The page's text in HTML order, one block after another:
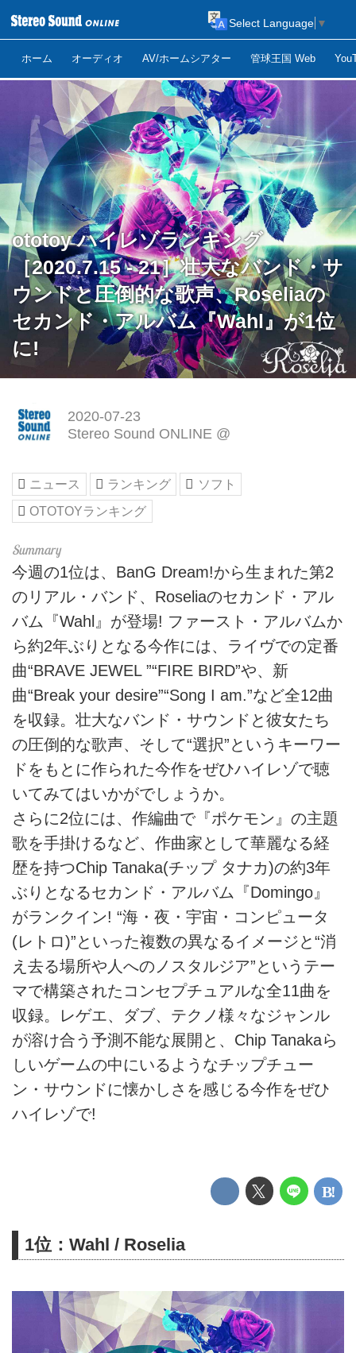
ホーム オーディオ AV/ホームシアター 管球王国 Web
Select Language ▼
ototoy ハイレゾランキング
［2020.7.15 - 21］壮大なバンド・サ
ウンドと圧倒的な歌声、Roseliaの
セカンド・アルバム『Wahl』が1位
に!
2020-07-23
Stereo Sound ONLINE @
ニュース ランキング
ソフト
OTOTOYランキング
今週の1位は、BanG Dream!から生まれた第2
のリアル・バンド、Roseliaのセカンド・アル
バム『Wahl』が登場! ファースト・アルバムか
ら約2年ぶりとなる今作には、ライヴでの定番
曲“BRAVE JEWEL ”“FIRE BIRD”や、新
曲“Break your desire”“Song I am.”など全12曲
を収録。壮大なバンド・サウンドと彼女たち
の圧倒的な歌声、そして“選択”というキーワー
ドをもとに作られた今作をぜひハイレゾで聴
いてみてはいかがでしょうか。
さらに2位には、作編曲で『ポケモン』の主題
歌を手掛けるなど、作曲家として華麗なる経
歴を持つChip Tanaka(チップ タナカ)の約3年
ぶりとなるセカンド・アルバム『Domingo』
がランクイン! “海・夜・宇宙・コンピュータ
(レトロ)”といった複数の異なるイメージと“消
え去る場所や人へのノスタルジア”というテー
マで構築されたコンセプチュアルな全11曲を
収録。レゲエ、ダブ、テクノ様々なジャンル
が溶け合う予測不能な展開と、Chip Tanakaら
しいゲームの中にいるようなチップチュー
ン・サウンドに懐かしさを感じる今作をぜひ
ハイレゾで!
1位：Wahl / Roselia